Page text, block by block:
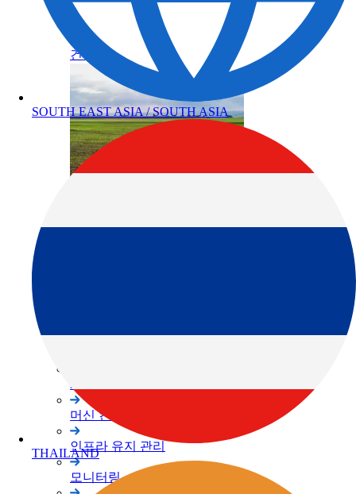
건축
3D 스캐너
머신 컨트롤
인프라 유지 관리
모니터링